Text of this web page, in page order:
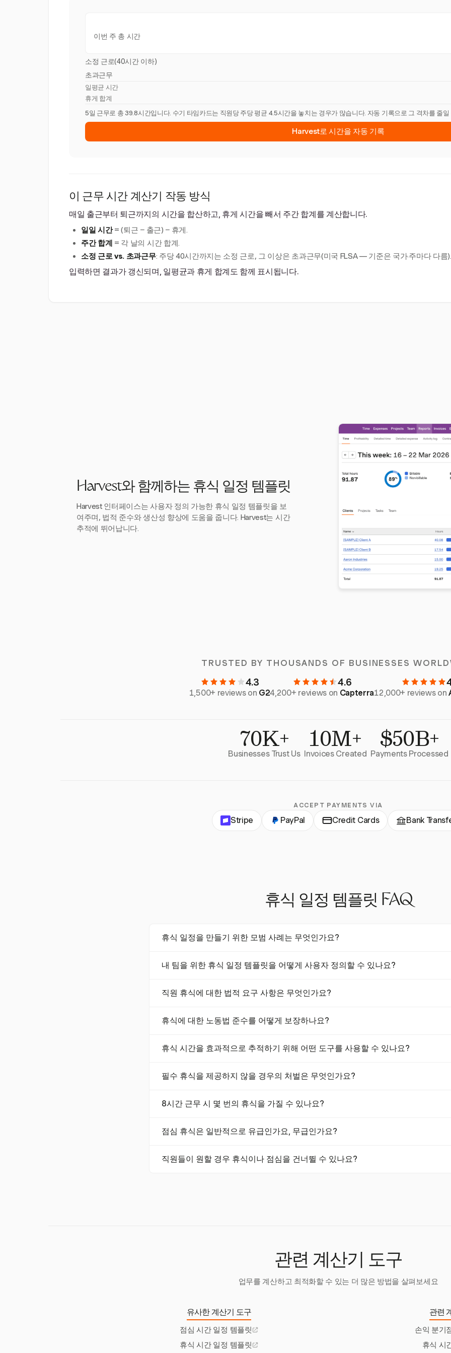
이번 주 총 시간
소정 근로(40시간 이하)
초과근무
일평균 시간
휴게 합계
5일 근무로 총 39.8시간입니다. 수기 타임카드는 직원당 주당 평균 4.5시간을 놓치는 경우가 많습니다. 자동 기록으로 그 격차를 줄일
Harvest로 시간을 자동 기록
이 근무 시간 계산기 작동 방식
매일 출근부터 퇴근까지의 시간을 합산하고, 휴게 시간을 빼서 주간 합계를 계산합니다.
일일 시간= (퇴근 − 출근) − 휴게.
주간 합계 = 각 날의 시간 합계.
소정 근로 vs. 초과근무: 주당 40시간까지는 소정 근로, 그 이상은 초과근무(미국 FLSA — 기준은 국가·주마다 다름).
입력하면 결과가 갱신되며, 일평균과 휴게 합계도 함께 표시됩니다.
Harvest와 함께하는 휴식 일정 템플릿
Harvest 인터페이스는 사용자 정의 가능한 휴식 일정 템플릿을 보
여주며, 법적 준수와 생산성 향상에 도움을 줍니다. Harvest는 시간
추적에 뛰어납니다.
TRUSTED BY THOUSANDS OF BUSINESSES
4.3
1,500+ reviews on G2
4.6
4,200+ reviews on Capterra12,000+ reviews on
70K+
Businesses Trust Us 10M+
Invoices Created $50B+
Payments Processed
ACCEPT PAYMENTS VIA
Stripe PayPal Credit Cards Bank
휴식 일정 템플릿 FAQ
휴식 일정을 만들기 위한 모범 사례는 무엇인가요?
을 방지하기 위한 조정된 일정 사용이 포함됩니다. 8시간 근무 시, 2시간마다 휴식이 효과
내 팀을 위한 휴식 일정 템플릿을 어떻게 사용자 정의할 수 있나요?
한 법률을 준수해야 합니다. 자동화된 일정 소프트웨어와 같은 유연성을 제공하는 도구를
직원 휴식에 대한 법적 요구 사항은 무엇인가요?
과 같은 주에는 특정 규칙이 있습니다. 예를 들어, 캘리포니아는 4시간마다 유급 10분 휴
휴식에 대한 노동법 준수를 어떻게 보장하나요?
링하기 위한 추적 도구를 사용하며, 직원들에게 그들의 권리를 알리는 것이 중요합니다.
휴식 시간을 효과적으로 추적하기 위해 어떤 도구를 사용할 수 있나요?
한 도구는 휴식 지속 시간과 시간을 정확하게 기록하여 "시간 도용"을 방지하고 인건비
필수 휴식을 제공하지 않을 경우의 처벌은 무엇인가요?
들어, 캘리포니아에서는 휴식 시간 법을 위반한 고용주가 영향을 받은 직원에게 추가 1시
8시간 근무 시 몇 번의 휴식을 가질 수 있나요?
정확한 수와 지속 시간은 주 법률 및 산업 표준에 따라 달라질 수 있습니다. 고용주는 일정
점심 휴식은 일반적으로 유급인가요, 무급인가요?
휴식 시간은 보상받아야 합니다. 고용주는 이러한 지침에 따라 휴식 관행이 준수되도록 해
직원들이 원할 경우 휴식이나 점심을 건너뛸 수 있나요?
관련 계산기 도구
업무를 계산하고 최적화할 수 있는 더 많은 방법을 살펴보세요
유사한 계산기 도구
점심 시간 일정 템플릿
휴식 시간 일정 템플릿
관련
손익 분기
휴식 시